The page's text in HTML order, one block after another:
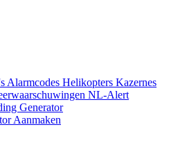
Alarmcodes Helikopters Kazernes
NL-Alert
Generator
Aanmaken